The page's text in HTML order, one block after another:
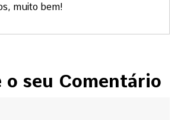
muito bem!
o seu Comentário